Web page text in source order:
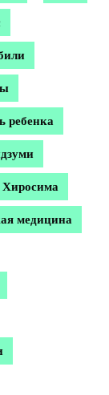
ребенка
Хиросима
медицина